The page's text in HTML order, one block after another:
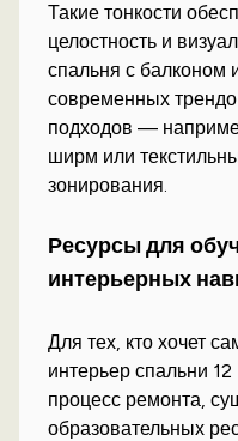
Такие тонкости
целостность и
спальня с балконом
современных
подходов —
ширм или
зонирования.
Ресурсы для
интерьерных
Для тех, кто хочет
интерьер спальни
процесс ремонта,
образовательных